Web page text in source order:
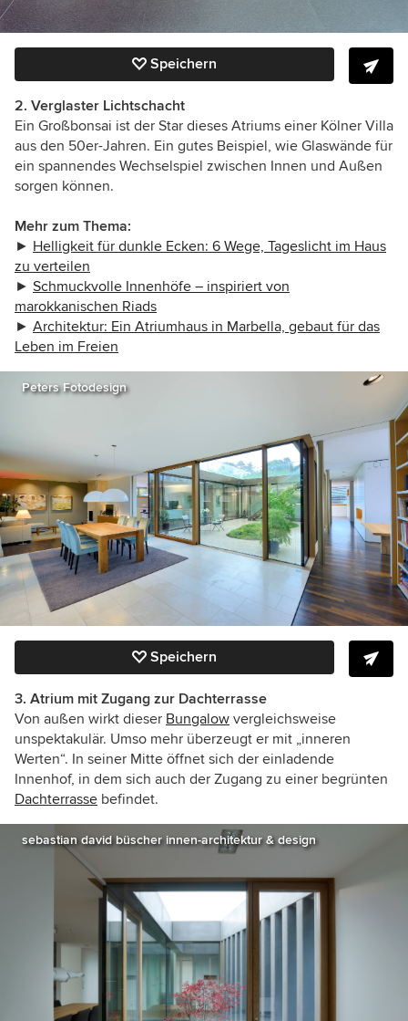
Speichern
2. Verglaster Lichtschacht
Ein Großbonsai ist der Star dieses Atriums einer Kölner Villa
aus den 50er-Jahren. Ein gutes Beispiel, wie Glaswände für
ein spannendes Wechselspiel zwischen Innen und Außen
sorgen können.
Mehr zum Thema:
► Helligkeit für dunkle Ecken: 6 Wege, Tageslicht im Haus
zu verteilen
► Schmuckvolle Innenhöfe – inspiriert von
marokkanischen Riads
► Architektur: Ein Atriumhaus in Marbella, gebaut für das
Leben im Freien
Peters Fotodesign
Speichern
3. Atrium mit Zugang zur Dachterrasse
Von außen wirkt dieser Bungalow vergleichsweise
unspektakulär. Umso mehr überzeugt er mit „inneren
Werten“. In seiner Mitte öffnet sich der einladende
Innenhof, in dem sich auch der Zugang zu einer begrünten
Dachterrasse befindet.
sebastian david büscher innen-architektur & design